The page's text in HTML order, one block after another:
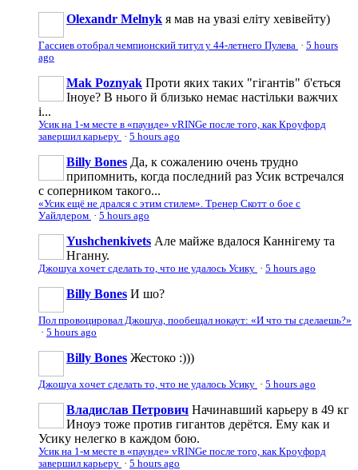
Olexandr Melnyk я мав на увазі еліту хевівейту)
Гассиев отобрал чемпионский титул у 44-летнего Пулева · 5 hours
ago
Mak Poznyak Проти яких таких "гігантів" б'ється
Іноуе? В нього й близько немає настільки важчих
і...
Усик на 1-м месте в «паунде» vRINGe после того, как Кроуфорд
завершил карьеру · 5 hours ago
Billy Bones Да, к сожалению очень трудно
припомнить, когда последний раз Усик встречался
с соперником такого...
«Усик ещё не дрался с этим стилем». Тренер Скотт о бое с
Уайлдером · 5 hours ago
Yushchenkivets Але майже вдалося Каннігему та
Нганну.
Джошуа хочет сделать то, что не удалось Усику · 5 hours ago
Billy Bones И шо?
Пол провоцировал Джошуа, пообещал нокаут: «И что ты сделаешь?»
· 5 hours ago
Billy Bones Жестоко :)))
Джошуа хочет сделать то, что не удалось Усику · 5 hours ago
Владислав Петрович Начинавший карьеру в 49 кг
Иноуэ тоже против гигантов дерётся. Ему как и
Усику нелегко в каждом бою.
Усик на 1-м месте в «паунде» vRINGe после того, как Кроуфорд
завершил карьеру · 5 hours ago